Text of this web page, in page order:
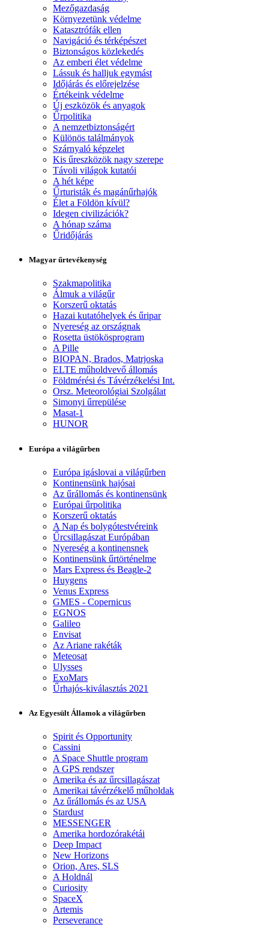
Mezőgazdaság
Környezetünk védelme
Katasztrófák ellen
Navigáció és térképészet
Biztonságos közlekedés
Az emberi élet védelme
Lássuk és halljuk egymást
Időjárás és előrejelzése
Értékeink védelme
Új eszközök és anyagok
Űrpolitika
A nemzetbiztonságért
Különös találmányok
Szárnyaló képzelet
Kis űreszközök nagy szerepe
Távoli világok kutatói
A hét képe
Űrturisták és magánűrhajók
Élet a Földön kívül?
Idegen civilizációk?
A hónap száma
Űridőjárás
Magyar űrtevékenység
Szakmapolitika
Álmuk a világűr
Korszerű oktatás
Hazai kutatóhelyek és űripar
Nyereség az országnak
Rosetta üstökösprogram
A Pille
BIOPAN, Brados, Matrjoska
ELTE műholdvevő állomás
Földmérési és Távérzékelési Int.
Orsz. Meteorológiai Szolgálat
Simonyi űrrepülése
Masat-1
HUNOR
Európa a világűrben
Európa igáslovai a világűrben
Kontinensünk hajósai
Az űrállomás és kontinensünk
Európai űrpolitika
Korszerű oktatás
A Nap és bolygótestvéreink
Űrcsillagászat Európában
Nyereség a kontinensnek
Kontinensünk űrtörténelme
Mars Express és Beagle-2
Huygens
Venus Express
GMES - Copernicus
EGNOS
Galileo
Envisat
Az Ariane rakéták
Meteosat
Ulysses
ExoMars
Űrhajós-kiválasztás 2021
Az Egyesült Államok a világűrben
Spirit és Opportunity
Cassini
A Space Shuttle program
A GPS rendszer
Amerika és az űrcsillagászat
Amerikai távérzékelő műholdak
Az űrállomás és az USA
Stardust
MESSENGER
Amerika hordozórakétái
Deep Impact
New Horizons
Orion, Ares, SLS
A Holdnál
Curiosity
SpaceX
Artemis
Perseverance